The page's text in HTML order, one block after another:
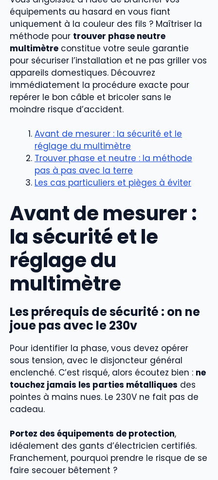
équipements au hasard en vous fiant
uniquement à la couleur des fils ? Maîtriser la
méthode pour trouver phase neutre
multimètre constitue votre seule garantie
pour sécuriser l’installation et ne pas griller vos
appareils domestiques. Découvrez
immédiatement la procédure exacte pour
repérer le bon câble et bricoler sans le
moindre risque d’accident.
Avant de mesurer : la sécurité et le
réglage du multimètre
Trouver phase et neutre : la méthode
pas à pas avec la terre
Les cas particuliers et pièges à éviter
Avant de mesurer :
la sécurité et le
réglage du
multimètre
Les prérequis de sécurité : on ne
joue pas avec le 230v
Pour identifier la phase, vous devez opérer
sous tension, avec le disjoncteur général
enclenché. C’est risqué, alors écoutez bien : ne
touchez jamais les parties métalliques des
pointes à mains nues. Le 230V ne fait pas de
cadeau.
Portez des équipements de protection,
idéalement des gants d’électricien certifiés.
Franchement, pourquoi prendre le risque de se
faire secouer bêtement ?